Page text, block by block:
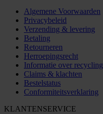
Algemene Voorwaarden
Privacybeleid
Verzending & levering
Betaling
Retourneren
Herroepingsrecht
Informatie over recycling
Claims & klachten
Bestelstatus
Conformiteitsverklaring
KLANTENSERVICE